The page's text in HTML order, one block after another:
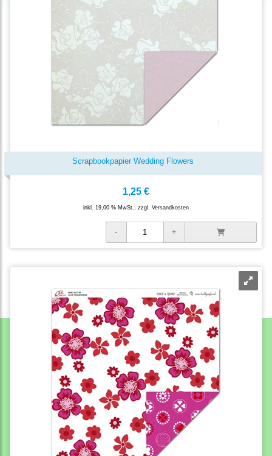
Scrapbookpapier Wedding Flowers
1,25 €
inkl. 19,00 % MwSt., zzgl. Versandkosten